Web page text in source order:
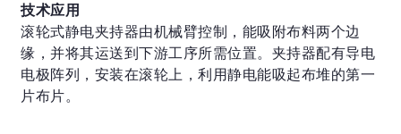
技术应用
滚轮式静电夹持器由机械臂控制，能吸附布料两个边
缘，并将其运送到下游工序所需位置。夹持器配有导电
电极阵列，安装在滚轮上，利用静电能吸起布堆的第一
片布片。